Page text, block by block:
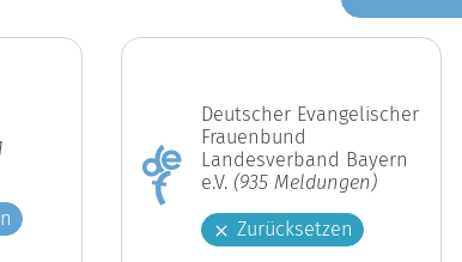
Deutscher Evangelischer
Frauenbund
Landesverband Bayern
e.V. (935 Meldungen)
Zurücksetzen